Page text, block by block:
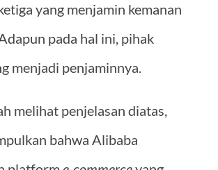
yang menjamin kemanan
pada hal ini, pihak
menjadi penjaminnya.
melihat penjelasan diatas,
bahwa Alibaba